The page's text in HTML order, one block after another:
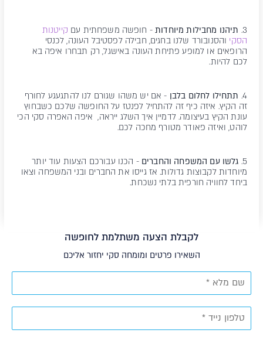
3. תיהנו מחבילות מיוחדות- חופשה משפחתית עם קייטנות
הסקי והסנובורד שלנו בחגים, חבילה לפסטיבל העונה, לכנסי
הרופאים או למופע פתיחת העונה באישגל, רק תבחרו איפה בא
לכם להיות.
4. תתחילו לחלום בלבן - אם יש משהו שגורם לנו להתגעגע לחורף
זה הקיץ. איזה כיף זה להתחיל לפנטז על החופשה שלכם כשבחוץ
עונת הקיץ בעיצומה. לדמיין איך השלג ייראה, איפה האפרה סקי הכי
לוהט, ואיזה פאודר מטורף מחכה לכם.
5. גלשו עם המשפחה והחברים - הכנו עבורכם הצעות עוד יותר
מיוחדות לקבוצות גדולות. אז גייסו את החברים ובני המשפחה וצאו
ביחד לחוויה חורפית בלתי נשכחת.
לקבלת הצעה משתלמת לחופשה
השאירו פרטים ומומחה סקי יחזור אליכם